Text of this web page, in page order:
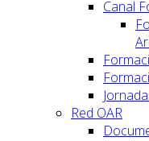
Canal
Red OAR